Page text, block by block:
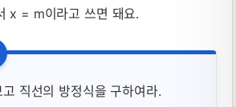
x = m이라고 쓰면 돼요.
직선의 방정식을 구하여라.